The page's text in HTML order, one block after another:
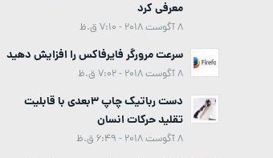
معرفی کرد
8 آگوست 2018 - 7:10 ق.ظ
سرعت مرورگر فایرفاکس را افزایش دهید
8 آگوست 2018 - 7:02 ق.ظ
دست رباتیک چاپ 3بعدی با قابلیت
تقلید حرکات انسان
8 آگوست 2018 - 6:49 ق.ظ